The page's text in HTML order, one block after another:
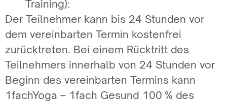
Training):
Der Teilnehmer kann bis 24 Stunden vor
dem vereinbarten Termin kostenfrei
zurücktreten. Bei einem Rücktritt des
Teilnehmers innerhalb von 24 Stunden vor
Beginn des vereinbarten Termins kann
1fachYoga – 1fach Gesund 100 % des